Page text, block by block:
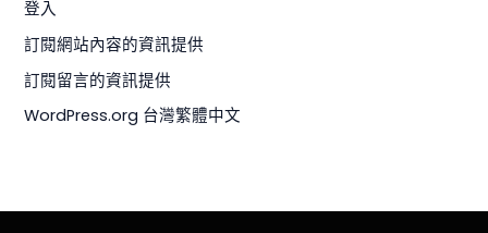
登入
訂閱網站內容的資訊提供
訂閱留言的資訊提供
WordPress.org 台灣繁體中文